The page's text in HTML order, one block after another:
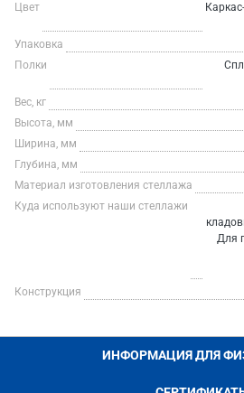
Цвет
Упаковка
Полки
Вес, кг
Высота, мм
Ширина, мм
Глубина, мм
Материал изготовления стеллажа
Куда используют наши стеллажи
Для
Конструкция
ИНФОРМАЦИЯ ДЛЯ